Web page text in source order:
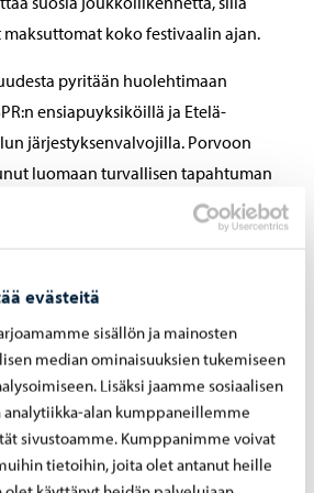
evästeitä
sisällön ja mainosten
median ominaisuuksien tukemiseen
Lisäksi jaamme sosiaalisen
analytiikka-alan kumppaneillemme
sivustoamme. Kumppanimme voivat
tietoihin, joita olet antanut heille
koko festivaalin ajan.
pyritään huolehtimaan
ensiapuyksiköillä ja Etelä-
järjestyksenvalvojilla. Porvoon
luomaan turvallisen tapahtuman
henkilökuntaa auttaa.
kehittämiseen.
vastaavat: